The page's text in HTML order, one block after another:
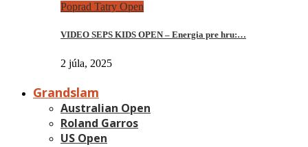
Poprad Tatry Open
VIDEO SEPS KIDS OPEN – Energia pre hru:…
2 júla, 2025
Grandslam
Australian Open
Roland Garros
US Open